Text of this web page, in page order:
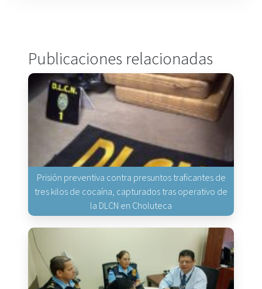
Publicaciones relacionadas
Prisión preventiva contra presuntos traficantes de
tres kilos de cocaína, capturados tras operativo de
la DLCN en Choluteca